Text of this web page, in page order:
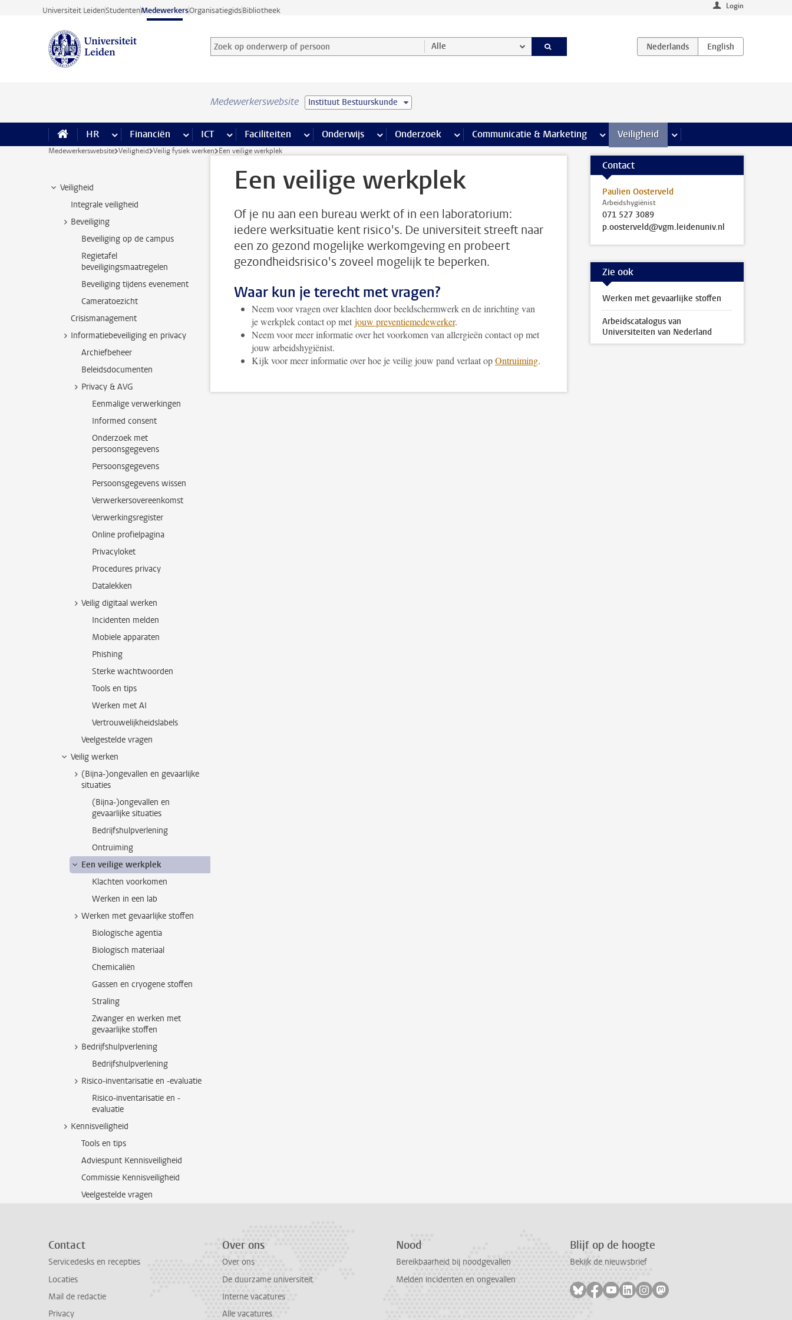
Ga direct naar de inhoud
Universiteit LeidenStudentenMedewerkersOrganisatiegidsBibliotheek Login
Zoek op onderwerp of persoon en selecteer categorie
Zoekterm Alle
Medewerkerswebsite Instituut Bestuurskunde
HR meer HR pagina’s
Financiën meer Financiën pagina’s
ICT meer ICT pagina’s
Faciliteiten meer Faciliteiten pagina’s
Onderwijs meer Onderwijs pagina’s
Onderzoek meer Onderzoek pagina’s
Communicatie & Marketing meer Communicatie & Marketing pagina’s
Veiligheid meer Veiligheid pagina’s
Medewerkerswebsite Veiligheid Veilig fysiek werken Een veilige werkplek
Veiligheid
Integrale veiligheid
Beveiliging
Beveiliging op de campus
Regietafel
beveiligingsmaatregelen
Beveiliging tijdens evenement
Cameratoezicht
Crisismanagement
Informatiebeveiliging en privacy
Archiefbeheer
Beleidsdocumenten
Privacy & AVG
Eenmalige verwerkingen
Informed consent
Onderzoek met
persoonsgegevens
Persoonsgegevens
Persoonsgegevens wissen
Verwerkersovereenkomst
Verwerkingsregister
Online profielpagina
Privacyloket
Procedures privacy
Datalekken
Veilig digitaal werken
Incidenten melden
Mobiele apparaten
Phishing
Sterke wachtwoorden
Tools en tips
Werken met AI
Vertrouwelijkheidslabels
Veelgestelde vragen
Veilig werken
(Bijna-)ongevallen en gevaarlijke
situaties
(Bijna-)ongevallen en
gevaarlijke situaties
Bedrijfshulpverlening
Ontruiming
Een veilige werkplek
Klachten voorkomen
Werken in een lab
Werken met gevaarlijke stoffen
Biologische agentia
Biologisch materiaal
Chemicaliën
Gassen en cryogene stoffen
Straling
Zwanger en werken met
gevaarlijke stoffen
Bedrijfshulpverlening
Bedrijfshulpverlening
Risico-inventarisatie en -evaluatie
Risico-inventarisatie en -
evaluatie
Kennisveiligheid
Tools en tips
Adviespunt Kennisveiligheid
Commissie Kennisveiligheid
Veelgestelde vragen
Een veilige werkplek
Of je nu aan een bureau werkt of in een laboratorium:
iedere werksituatie kent risico's. De universiteit streeft naar
een zo gezond mogelijke werkomgeving en probeert
gezondheidsrisico's zoveel mogelijk te beperken.
Waar kun je terecht met vragen?
Neem voor vragen over klachten door beeldschermwerk en de inrichting van
je werkplek contact op met jouw preventiemedewerker.
Neem voor meer informatie over het voorkomen van allergieën contact op met
jouw arbeidshygiënist.
Kijk voor meer informatie over hoe je veilig jouw pand verlaat opOntruiming.
Contact
Paulien Oosterveld
Arbeidshygiënist
071 527 3089
p.oosterveld@vgm.leidenuniv.nl
Zie ook
Werken met gevaarlijke stoffen
Arbeidscatalogus van
Universiteiten van Nederland
Contact
Servicedesks en recepties
Locaties
Mail de redactie
Privacy
Over ons
Over ons
De duurzame universiteit
Interne vacatures
Alle vacatures
Nood
Bereikbaarheid bij noodgevallen
Melden incidenten en ongevallen
Blijf op de hoogte
Bekijk de nieuwsbrief
Volg ons op bluesky
Volg ons op facebook
Volg ons op youtube
Volg ons op linkedin
Volg ons op instagram
Volg ons op mastodon